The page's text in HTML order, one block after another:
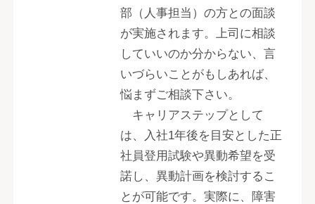
部（人事担当）の方との面談
が実施されます。上司に相談
していいのか分からない、言
いづらいことがもしあれば、
悩まずご相談下さい。
キャリアステップとして
は、入社1年後を目安とした正
社員登用試験や異動希望を受
諾し、異動計画を検討するこ
とが可能です。実際に、障害